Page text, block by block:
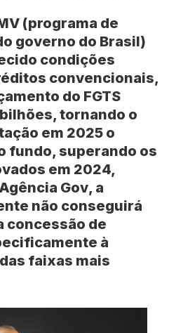
(programa de
governo do Brasil)
condições
convencionais,
do FGTS
tornando o
em 2025 o
fundo, superando os
em 2024,
Agência Gov, a
não conseguirá
concessão de
à
faixas mais